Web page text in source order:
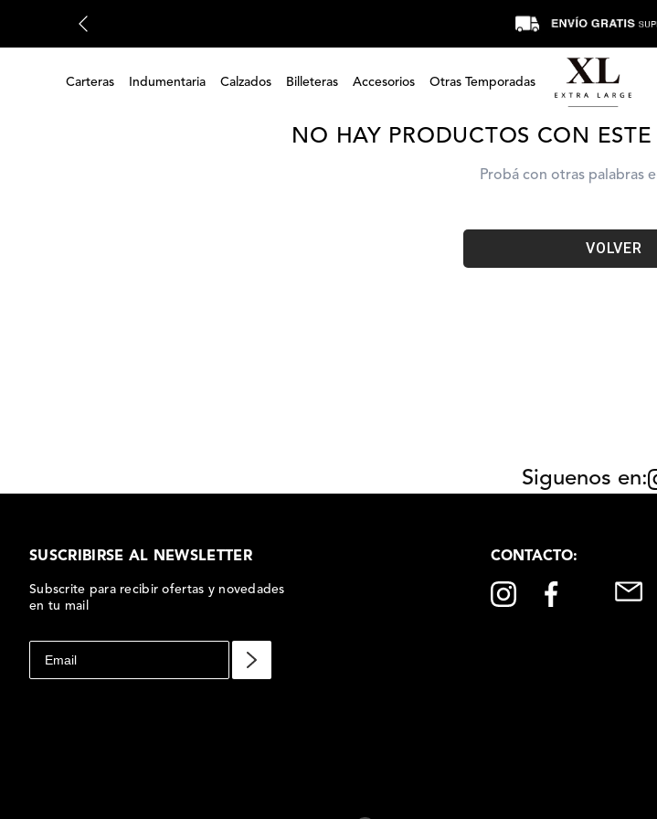
Carteras Indumentaria Calzados Billeteras Accesorios Otras Temporadas
carteras-coraline-
NO HAY PRODUCTOS CON
Probá con otras palabras
VOLVER
Siguenos en:
SUSCRIBIRSE AL NEWSLETTER
Subscrite para recibir ofertas y novedades
en tu mail
CONTACTO: